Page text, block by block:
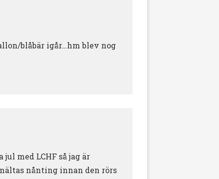
blåbär igår…hm blev nog
med LCHF så jag är
nånting innan den rörs